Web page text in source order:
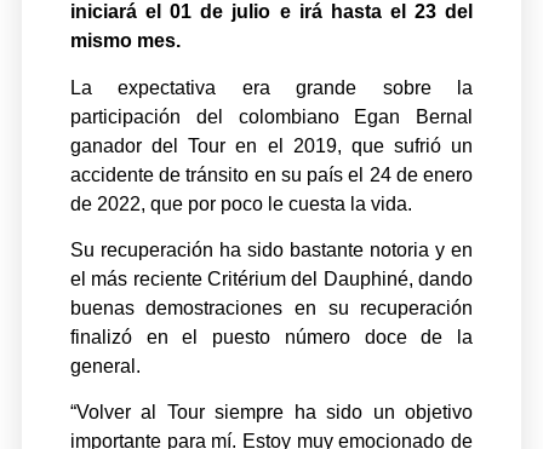
iniciará el 01 de julio e irá hasta el 23 del
mismo mes.
La expectativa era grande sobre la
participación del colombiano Egan Bernal
ganador del Tour en el 2019, que sufrió un
accidente de tránsito en su país el 24 de enero
de 2022, que por poco le cuesta la vida.
Su recuperación ha sido bastante notoria y en
el más reciente Critérium del Dauphiné, dando
buenas demostraciones en su recuperación
finalizó en el puesto número doce de la
general.
“Volver al Tour siempre ha sido un objetivo
importante para mí. Estoy muy emocionado de